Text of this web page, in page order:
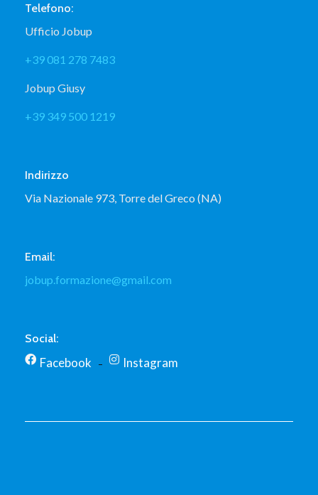
Telefono:
Ufficio Jobup
+39 081 278 7483
Jobup Giusy
+39 349 500 1219
Indirizzo
Via Nazionale 973, Torre del Greco (NA)
Email:
jobup.formazione@gmail.com
Social:
Facebook Instagram